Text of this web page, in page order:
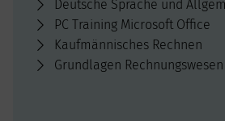
Deutsche Sprache und
PC Training Microsoft Office
Kaufmännisches Rechnen
Grundlagen Rechnungswesen